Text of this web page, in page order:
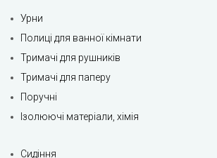
Урни
Полиці для ванної кімнати
Тримачі для рушників
Тримачі для паперу
Поручні
Ізолюючі матеріали, хімія
Сидіння